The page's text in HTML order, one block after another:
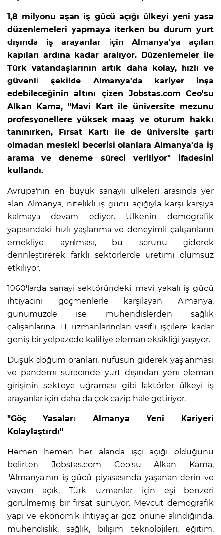
1,8 milyonu aşan iş gücü açığı ülkeyi yeni yasa
düzenlemeleri yapmaya iterken bu durum yurt
dışında iş arayanlar için Almanya'ya açılan
kapıları ardına kadar aralıyor. Düzenlemeler ile
Türk vatandaşlarının artık daha kolay, hızlı ve
güvenli şekilde Almanya'da kariyer inşa
edebileceğinin altını çizen Jobstas.com Ceo'su
Alkan Kama, "Mavi Kart ile üniversite mezunu
profesyonellere yüksek maaş ve oturum hakkı
tanınırken, Fırsat Kartı ile de üniversite şartı
olmadan mesleki becerisi olanlara Almanya'da iş
arama ve deneme süreci veriliyor" ifadesini
kullandı.
Avrupa'nın en büyük sanayii ülkeleri arasında yer
alan Almanya, nitelikli iş gücü açığıyla karşı karşıya
kalmaya devam ediyor. Ülkenin demografik
yapısındaki hızlı yaşlanma ve deneyimli çalışanların
emekliye ayrılması, bu sorunu giderek
derinleştirerek farklı sektörlerde üretimi olumsuz
etkiliyor.
1960'larda sanayi sektöründeki mavi yakalı iş gücü
ihtiyacını göçmenlerle karşılayan Almanya,
günümüzde ise mühendislerden sağlık
çalışanlarına, IT uzmanlarından vasıflı işçilere kadar
geniş bir yelpazede kalifiye eleman eksikliği yaşıyor.
Düşük doğum oranları, nüfusun giderek yaşlanması
ve pandemi sürecinde yurt dışından yeni eleman
girişinin sekteye uğraması gibi faktörler ülkeyi iş
arayanlar için daha da çok cazip hale getiriyor.
"Göç Yasaları Almanya Yeni Kariyeri
Kolaylaştırdı"
Hemen hemen her alanda işçi açığı olduğunu
belirten Jobstas.com Ceo'su Alkan Kama,
"Almanya'nın iş gücü piyasasında yaşanan derin ve
yaygın açık, Türk uzmanlar için eşi benzeri
görülmemiş bir fırsat sunuyor. Mevcut demografik
yapı ve ekonomik ihtiyaçlar göz önüne alındığında,
mühendislik, sağlık, bilişim teknolojileri, eğitim,